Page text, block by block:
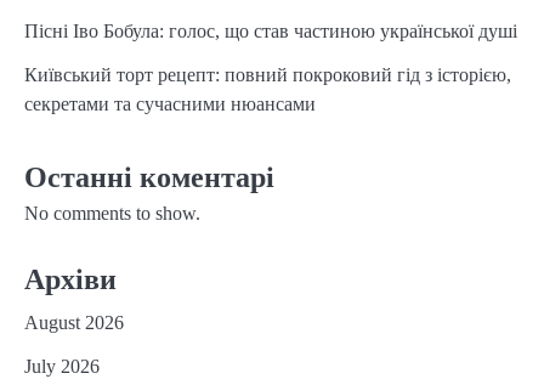
Пісні Іво Бобула: голос, що став частиною української душі
Київський торт рецепт: повний покроковий гід з історією,
секретами та сучасними нюансами
Останні коментарі
No comments to show.
Архіви
August 2026
July 2026